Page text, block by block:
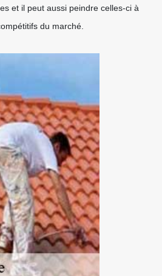
et il peut aussi peindre celles-ci à
du marché.